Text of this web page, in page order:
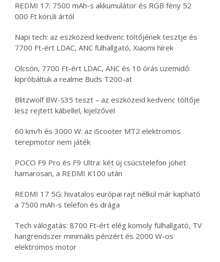
REDMI 17: 7500 mAh-s akkumulátor és RGB fény 52
000 Ft körüli ártól
Napi tech: az eszközeid kedvenc töltőjének tesztje és
7700 Ft-ért LDAC, ANC fülhallgató, Xiaomi hírek
Olcsón, 7700 Ft-ért LDAC, ANC és 10 órás üzemidő:
kipróbáltuk a realme Buds T200-at
Blitzwolf BW-S35 teszt – az eszközeid kedvenc töltője
lesz rejtett kábellel, kijelzővel
60 km/h és 3000 W: az iScooter MT2 elektromos
terepmotor nem játék
POCO F9 Pro és F9 Ultra: két új csúcstelefon jöhet
hamarosan, a REDMI K100 után
REDMI 17 5G: hivatalos európai rajt nélkül már kapható
a 7500 mAh-s telefon és drága
Tech válogatás: 8700 Ft-ért elég komoly fülhallgató, TV
hangrendszer minimális pénzért és 2000 W-os
elektromos motor